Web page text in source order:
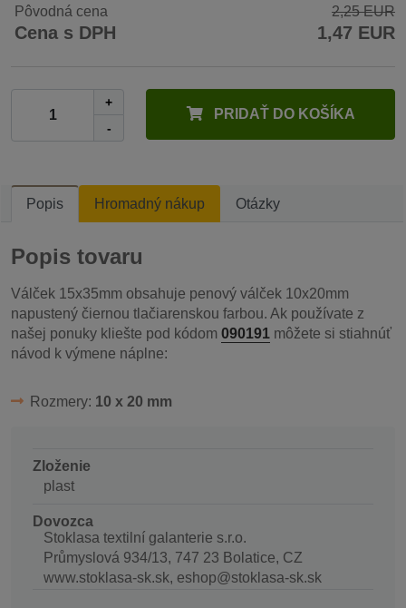
Pôvodná cena
2,25 EUR
Cena s DPH 1,47 EUR
+
-
PRIDAŤ DO KOŠÍKA
Popis Hromadný nákup Otázky
Popis tovaru
Válček 15x35mm obsahuje penový válček 10x20mm
napustený čiernou tlačiarenskou farbou. Ak používate z
našej ponuky kliešte pod kódom 090191 môžete si stiahnúť
návod k výmene náplne:
Rozmery: 10 x 20 mm
Zloženie
plast
Dovozca
Stoklasa textilní galanterie s.r.o.
Průmyslová 934/13, 747 23 Bolatice, CZ
www.stoklasa-sk.sk, eshop@stoklasa-sk.sk